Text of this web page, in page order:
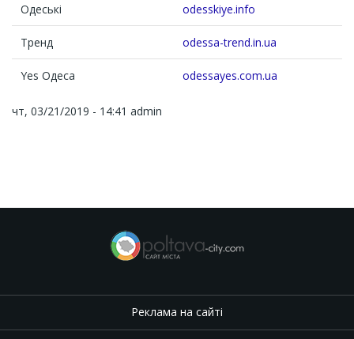
Одеські odesskiye.info
Тренд odessa-trend.in.ua
Yes Одеса odessayes.com.ua
чт, 03/21/2019 - 14:41 admin
Реклама на сайті